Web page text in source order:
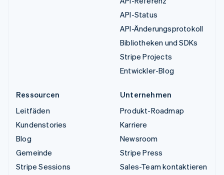
API-Status
API-Änderungsprotokoll
Bibliotheken und SDKs
Stripe Projects
Entwickler-Blog
Ressourcen
Leitfäden
Kundenstories
Blog
Gemeinde
Stripe Sessions
Unternehmen
Produkt-Roadmap
Karriere
Newsroom
Stripe Press
Sales-Team kontaktieren